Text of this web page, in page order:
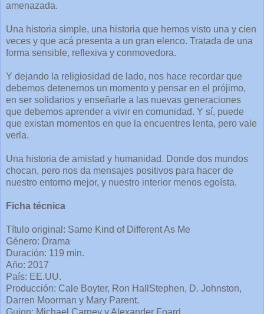
amenazada.
Una historia simple, una historia que hemos visto una y cien
veces y que acá presenta a un gran elenco. Tratada de una
forma sensible, reflexiva y conmovedora.
Y dejando la religiosidad de lado, nos hace recordar que
debemos detenernos un momento y pensar en el prójimo,
en ser solidarios y enseñarle a las nuevas generaciones
que debemos aprender a vivir en comunidad. Y sí, puede
que existan momentos en que la encuentres lenta, pero vale
verla.
Una historia de amistad y humanidad. Donde dos mundos
chocan, pero nos da mensajes positivos para hacer de
nuestro entorno mejor, y nuestro interior menos egoísta.
Ficha técnica
Título original: Same Kind of Different As Me
Género: Drama
Duración: 119 min.
Año: 2017
País: EE.UU.
Producción: Cale Boyter, Ron HallStephen, D. Johnston,
Darren Moorman y Mary Parent.